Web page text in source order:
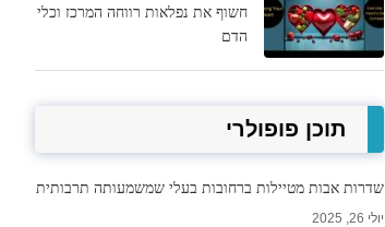
חשוף את נפלאות רווחה המרכז וכלי
הדם
תוכן פופולרי
שדרות אבות מטיילות ברחובות בעלי שמשמעותה תרבותית
יולי 26, 2025